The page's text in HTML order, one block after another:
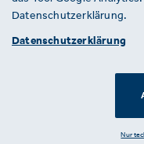
Sie haben einen Fehler
gefunden? Ihnen ist ein
aufgefallen? Wir freuen
Datenschutzerklärung.
Datenschutzerklärung
Nur